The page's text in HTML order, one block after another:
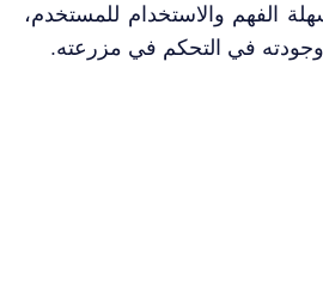
الفهم والاستخدام للمستخدم،
في التحكم في مزرعته.